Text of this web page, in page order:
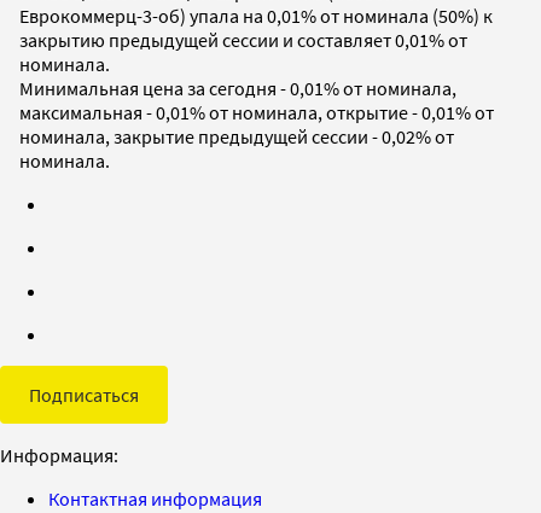
Еврокоммерц-3-об) упала на 0,01% от номинала (50%) к
закрытию предыдущей сессии и составляет 0,01% от
номинала.
Минимальная цена за сегодня - 0,01% от номинала,
максимальная - 0,01% от номинала, открытие - 0,01% от
номинала, закрытие предыдущей сессии - 0,02% от
номинала.
Подписаться
Информация:
Контактная информация